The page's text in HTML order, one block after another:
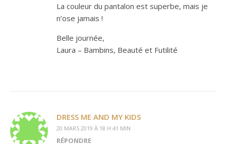
La couleur du pantalon est superbe, mais je
n’ose jamais !
Belle journée,
Laura – Bambins, Beauté et Futilité
DRESS ME AND MY KIDS
20 MARS 2019 À 18 H 41 MIN
RÉPONDRE